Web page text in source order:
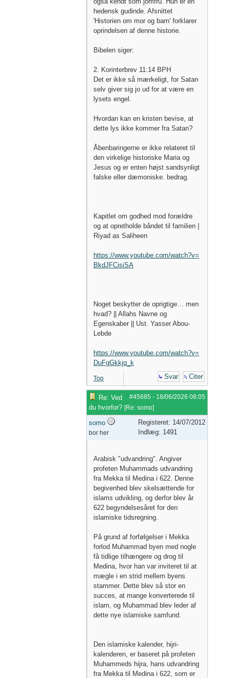
hedensk gudinde. Afsnittet
'Historien om mor og barn' forklarer
oprindelsen af ​​denne historie.
Bibelen siger:
2. Korinterbrev 11:14 BPH
Det er ikke så mærkeligt, for Satan
selv giver sig jo ud for at være en
lysets engel.
Hvordan kan en kristen bevise, at
dette lys ikke kommer fra Satan?
Åbenbaringerne er ikke relateret til
den virkelige historiske Maria og
Jesus og er enten højst sandsynligt
falske eller dæmoniske. bedrag.
Kapitlet om godhed mod forældre
og at opretholde båndet til familien |
Riyad as Saliheen
https://www.youtube.com/watch?v=
BkdJFCisiSA
Noget beskytter de oprigtige… men
hvad? || Allahs Navne og
Egenskaber || Ust. Yasser Abou-
Lebde
https://www.youtube.com/watch?v=
DuFgGkkjq_k
Top Svar Citer
#45685 - 18/06/2026 08:05
Re: Ved
du hvorfor? [Re: somo]
somo
bor her
Registeret: 14/07/2012
Indlæg: 1491
Arabisk "udvandring". Angiver
profeten Muhammads udvandring
fra Mekka til Medina i 622. Denne
begivenhed blev skelsættende for
islams udvikling, og derfor blev år
622 begyndelsesåret for den
islamiske tidsregning.
På grund af forfølgelser i Mekka
forlod Muhammad byen med nogle
få tidlige tilhængere og drog til
Medina, hvor han var inviteret til at
mægle i en strid mellem byens
stammer. Dette blev så stor en
succes, at mange konverterede til
islam, og Muhammad blev leder af
dette nye islamiske samfund.
Den islamiske kalender, hijri-
kalenderen, er baseret på profeten
Muhammeds hijra, hans udvandring
fra Mekka til Medina i 622, som er